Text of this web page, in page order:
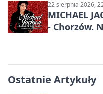
22 sierpnia 2026,
MICHAEL
- Chorzów.
Ostatnie Artykuły